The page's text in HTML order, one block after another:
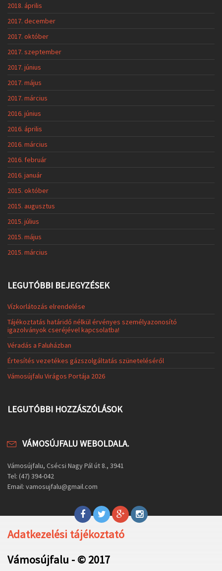
2018. április
2017. december
2017. október
2017. szeptember
2017. június
2017. május
2017. március
2016. június
2016. április
2016. március
2016. február
2016. január
2015. október
2015. augusztus
2015. július
2015. május
2015. március
LEGUTÓBBI BEJEGYZÉSEK
Vízkorlátozás elrendelése
Tájékoztatás határidő nélkül érvényes személyazonosító
igazolványok cseréjével kapcsolatba!
Véradás a Faluházban
Értesítés vezetékes gázszolgáltatás szüneteléséről
Vámosújfalu Virágos Portája 2026
LEGUTÓBBI HOZZÁSZÓLÁSOK
VÁMOSÚJFALU WEBOLDALA.
Vámosújfalu, Csécsi Nagy Pál út 8., 3941
Tel: (47) 394-042
Email: vamosujfalu@gmail.com
Adatkezelési tájékoztató
Vámosújfalu - © 2017